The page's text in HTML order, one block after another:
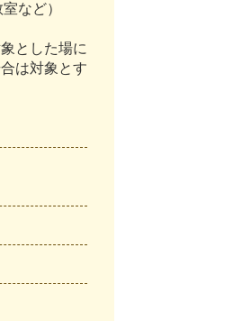
など）
とした場に
は対象とす